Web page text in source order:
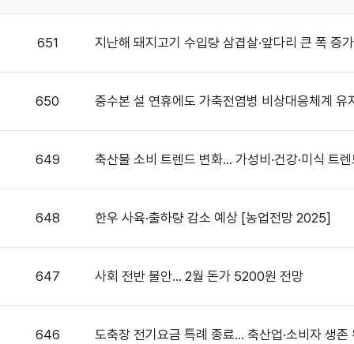
651 지난해 돼지고기 수입량 삼겹살·앞다리 큰 폭 증가
650 중수본 설 연휴에도 가축전염병 비상대응체계 유
649 축산물 소비 트렌드 변화… 가성비·건강·미식 트
648 한우 사육·출하량 감소 예상 [농업전망 2025]
647 사회 전반 불안… 2월 돈가 5200원 전망
646 도축장 전기요금 특례 종료… 축산업·소비자 생존